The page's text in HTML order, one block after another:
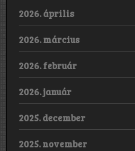
2026. április
2026. március
2026. február
2026. január
2025. december
2025. november